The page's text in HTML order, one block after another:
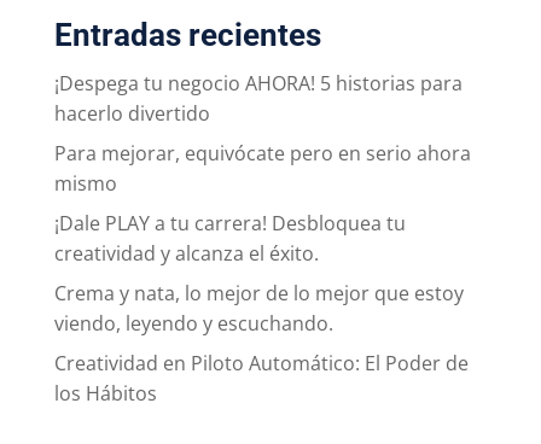
Entradas recientes
¡Despega tu negocio AHORA! 5 historias para
hacerlo divertido
Para mejorar, equivócate pero en serio ahora
mismo
¡Dale PLAY a tu carrera! Desbloquea tu
creatividad y alcanza el éxito.
Crema y nata, lo mejor de lo mejor que estoy
viendo, leyendo y escuchando.
Creatividad en Piloto Automático: El Poder de
los Hábitos